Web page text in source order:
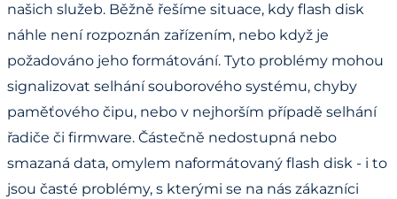
našich služeb. Běžně řešíme situace, kdy flash disk
náhle není rozpoznán zařízením, nebo když je
požadováno jeho formátování. Tyto problémy mohou
signalizovat selhání souborového systému, chyby
paměťového čipu, nebo v nejhorším případě selhání
řadiče či firmware. Částečně nedostupná nebo
smazaná data, omylem naformátovaný flash disk - i to
jsou časté problémy, s kterými se na nás zákazníci